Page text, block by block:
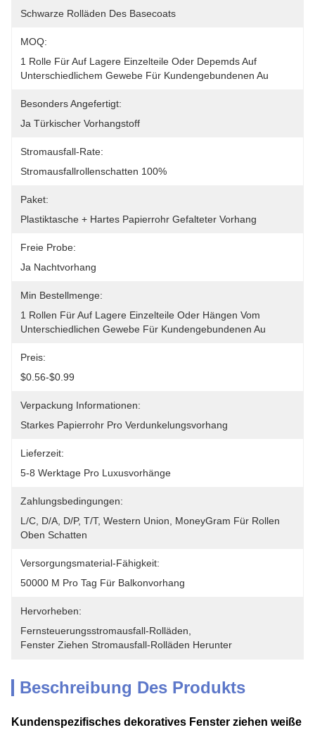
Schwarze Rolläden Des Basecoats
MOQ:
1 Rolle Für Auf Lagere Einzelteile Oder Depemds Auf
Unterschiedlichem Gewebe Für Kundengebundenen Au
Besonders Angefertigt:
Ja Türkischer Vorhangstoff
Stromausfall-Rate:
Stromausfallrollenschatten 100%
Paket:
Plastiktasche + Hartes Papierrohr Gefalteter Vorhang
Freie Probe:
Ja Nachtvorhang
Min Bestellmenge:
1 Rollen Für Auf Lagere Einzelteile Oder Hängen Vom
Unterschiedlichen Gewebe Für Kundengebundenen Au
Preis:
$0.56-$0.99
Verpackung Informationen:
Starkes Papierrohr Pro Verdunkelungsvorhang
Lieferzeit:
5-8 Werktage Pro Luxusvorhänge
Zahlungsbedingungen:
L/C, D/A, D/P, T/T, Western Union, MoneyGram Für Rollen
Oben Schatten
Versorgungsmaterial-Fähigkeit:
50000 M Pro Tag Für Balkonvorhang
Hervorheben:
Fernsteuerungsstromausfall-Rolläden
Fenster Ziehen Stromausfall-Rolläden Herunter
Beschreibung Des Produkts
Kundenspezifisches dekoratives Fenster ziehen weiße